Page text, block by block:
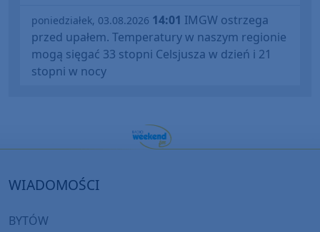
poniedziałek, 03.08.2026 14:01 IMGW ostrzega
przed upałem. Temperatury w naszym regionie
mogą sięgać 33 stopni Celsjusza w dzień i 21
stopni w nocy
WIADOMOŚCI
BYTÓW